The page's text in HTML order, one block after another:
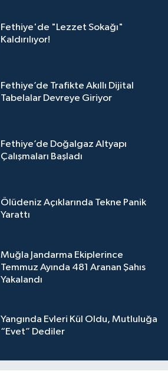
Fethiye'de "Lezzet Sokağı"
Kaldırılıyor!
Fethiye’de Trafikte Akıllı Dijital
Tabelalar Devreye Giriyor
Fethiye’de Doğalgaz Altyapı
Çalışmaları Başladı
Ölüdeniz Açıklarında Tekne Panik
Yarattı
Muğla Jandarma Ekiplerince
Temmuz Ayında 481 Aranan Şahıs
Yakalandı
Yangında Evleri Kül Oldu, Mutluluğa
“Evet” Dediler